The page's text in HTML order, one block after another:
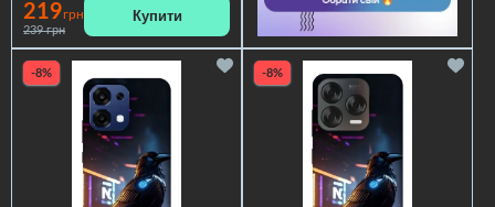
219грн
239 грн
Купити
-8% -8%